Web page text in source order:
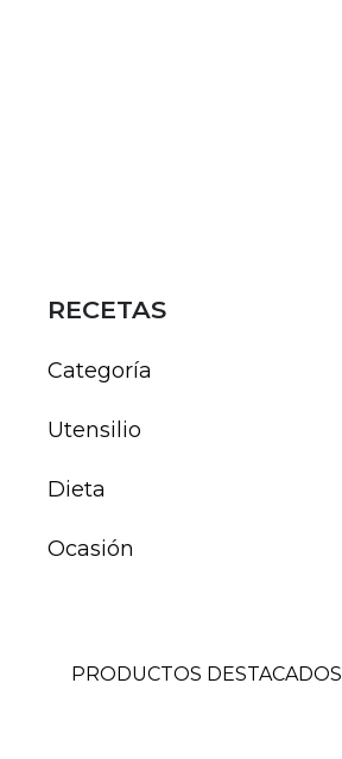
RECETAS
Categoría
Utensilio
Dieta
Ocasión
PRODUCTOS DESTACADOS